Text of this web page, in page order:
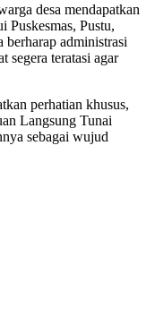
desa mendapatkan
Puskesmas, Pustu,
administrasi
segera teratasi agar
perhatian khusus,
Langsung Tunai
sebagai wujud